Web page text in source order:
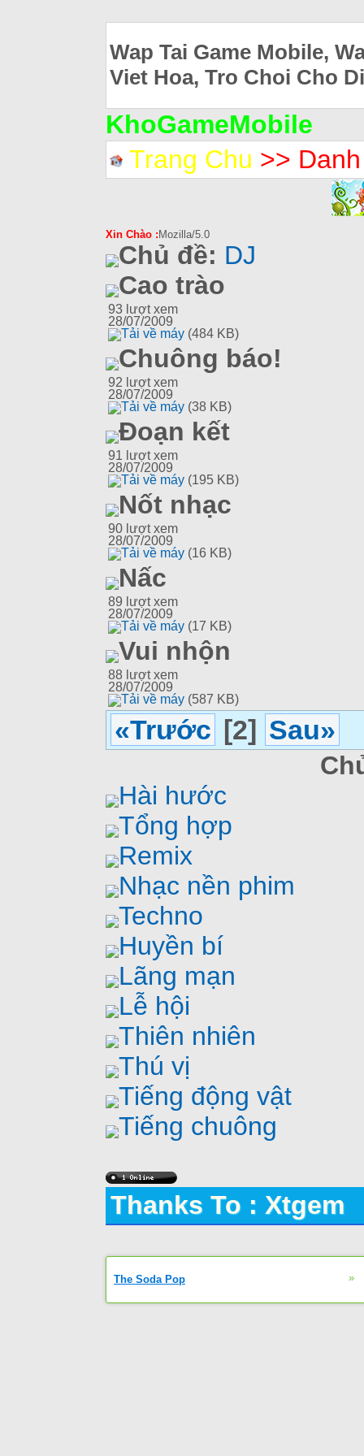
Wap Tai Game Mobile,
Viet Hoa, Tro Choi Cho
KhoGameMobile
Trang Chu >>
Xin Chào : Mozilla/5.0
Chủ đề: DJ
Cao trào
93 lượt xem
28/07/2009
Tải về máy (484 KB)
Chuông báo!
92 lượt xem
28/07/2009
Tải về máy (38 KB)
Đoạn kết
91 lượt xem
28/07/2009
Tải về máy (195 KB)
Nốt nhạc
90 lượt xem
28/07/2009
Tải về máy (16 KB)
Nấc
89 lượt xem
28/07/2009
Tải về máy (17 KB)
Vui nhộn
88 lượt xem
28/07/2009
Tải về máy (587 KB)
«Trước [2] Sau»
Hài hước
Tổng hợp
Remix
Nhạc nền phim
Techno
Huyền bí
Lãng mạn
Lễ hội
Thiên nhiên
Thú vị
Tiếng động vật
Tiếng chuông
Thanks To : Xtgem
The Soda Pop »